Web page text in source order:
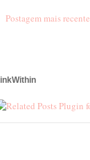
Postagem mais recente